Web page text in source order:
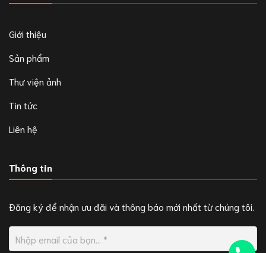
Giới thiệu
Sản phẩm
Thư viện ảnh
Tin tức
Liên hệ
Thông tin
Đăng ký để nhận ưu đãi và thông báo mới nhất từ chúng tôi.